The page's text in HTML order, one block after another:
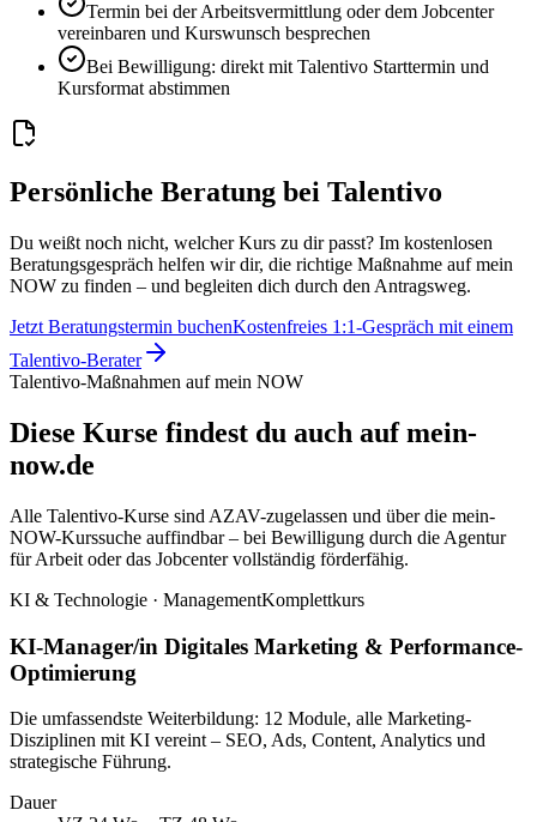
Termin bei der Arbeitsvermittlung oder dem Jobcenter
vereinbaren und Kurswunsch besprechen
Bei Bewilligung: direkt mit Talentivo Starttermin und
Kursformat abstimmen
Persönliche Beratung bei Talentivo
Du weißt noch nicht, welcher Kurs zu dir passt? Im kostenlosen
Beratungsgespräch helfen wir dir, die richtige Maßnahme auf mein
NOW zu finden – und begleiten dich durch den Antragsweg.
Jetzt Beratungstermin buchenKostenfreies 1:1-Gespräch mit einem
Talentivo-Berater
Talentivo-Maßnahmen auf mein NOW
Diese Kurse findest du auch auf mein-
now.de
Alle Talentivo-Kurse sind AZAV-zugelassen und über die mein-
NOW-Kurssuche auffindbar – bei Bewilligung durch die Agentur
für Arbeit oder das Jobcenter vollständig förderfähig.
KI & Technologie · ManagementKomplettkurs
KI-Manager/in Digitales Marketing & Performance-
Optimierung
Die umfassendste Weiterbildung: 12 Module, alle Marketing-
Disziplinen mit KI vereint – SEO, Ads, Content, Analytics und
strategische Führung.
Dauer